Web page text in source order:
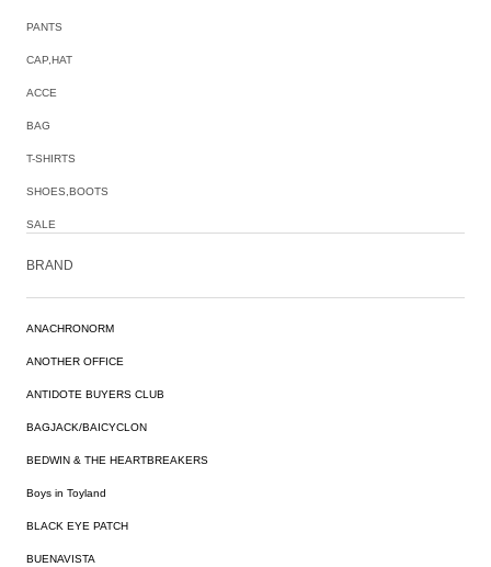
PANTS
CAP,HAT
ACCE
BAG
T-SHIRTS
SHOES,BOOTS
SALE
BRAND
ANACHRONORM
ANOTHER OFFICE
ANTIDOTE BUYERS CLUB
BAGJACK/BAICYCLON
BEDWIN & THE HEARTBREAKERS
Boys in Toyland
BLACK EYE PATCH
BUENAVISTA